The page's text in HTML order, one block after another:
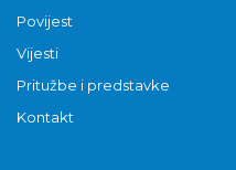
Povijest
Vijesti
Pritužbe i predstavke
Kontakt